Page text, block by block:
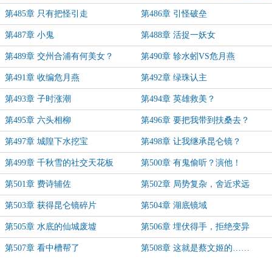
一？
第485章 只有把怪引走 第486章 引怪破垒
第487章 小鬼 第488章 活捉一妖女
第489章 交州合浦有何美女？ 第490章 轸水蚓VS危月燕
第491章 收编危月燕 第492章 绿珠认主
第493章 子时涨潮 第494章 英雄救美？
第495章 六头相柳 第496章 要把我带到扶桑去？
第497章 城隍下水挖宝 第498章 让我继承昆仑镜？
第499章 千秋雪的社交天花板 第500章 有鬼偷听？演他！
第501章 费诗辅佐 第502章 局势复杂，舍近求远
第503章 获得昆仑镜碎片 第504章 湖底镜域
第505章 水底的仙城废墟 第506章 埋伏得手，拒绝变异
第507章 看中槽帮了 第508章 这就是蔡文姬的……